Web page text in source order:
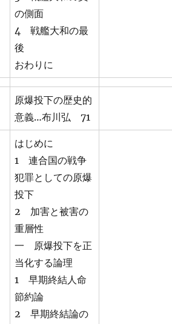
の側面
4 戦艦大和の最
後
おわりに
原爆投下の歴史的
意義…布川弘 71
はじめに
1 連合国の戦争
犯罪としての原爆
投下
2 加害と被害の
重層性
一 原爆投下を正
当化する論理
1 早期終結人命
節約論
2 早期終結論の